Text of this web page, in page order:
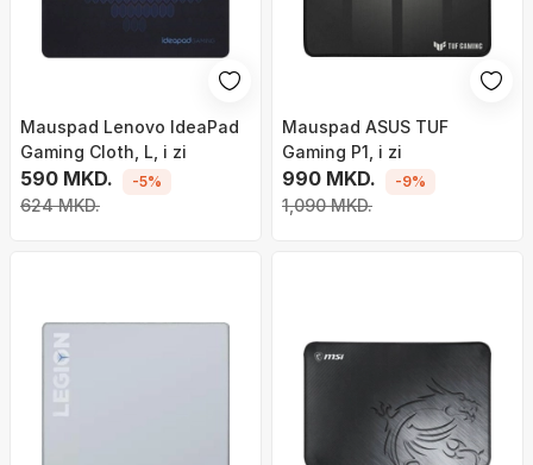
Mauspad Lenovo IdeaPad
Gaming Cloth, L, i zi
590 MKD.
624 MKD.
-5%
Mauspad ASUS TUF
Gaming P1, i zi
990 MKD.
1,090 MKD.
-9%